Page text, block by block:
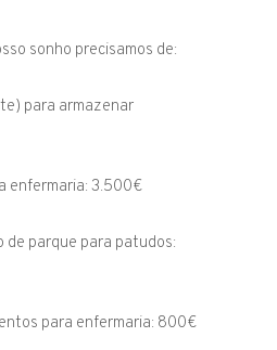
sonho precisamos de:
para armazenar
enfermaria: 3.500€
de parque para patudos:
para enfermaria: 800€